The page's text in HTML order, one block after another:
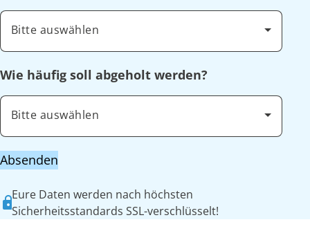
Bitte auswählen
Wie häufig soll abgeholt werden?
Bitte auswählen
Absenden
Eure Daten werden nach höchsten
Sicherheitsstandards SSL-verschlüsselt!